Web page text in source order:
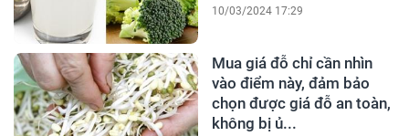
10/03/2024 17:29
Mua giá đỗ chỉ cần nhìn
vào điểm này, đảm bảo
chọn được giá đỗ an toàn,
không bị ủ...